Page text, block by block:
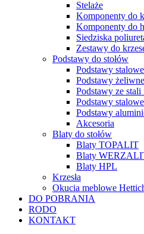
Stelaże
Komponenty do
Komponenty do
Siedziska
Zestawy do
Podstawy do stołów
Podstawy
Podstawy żeliwne
Podstawy ze stali
Podstawy
Podstawy
Akcesoria
Blaty do stołów
Blaty TOPALIT
Blaty
Blaty HPL
Krzesła
Okucia meblowe
DO POBRANIA
RODO
KONTAKT